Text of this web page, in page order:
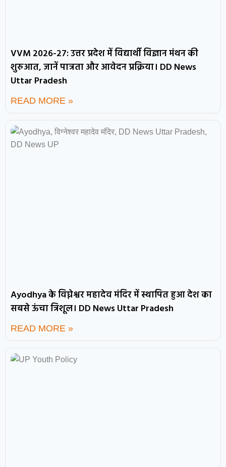
VVM 2026-27: उत्तर प्रदेश में विद्यार्थी विज्ञान मंथन की
शुरुआत, जानें पात्रता और आवेदन प्रक्रिया। DD News
Uttar Pradesh
READ MORE »
Ayodhya के विघ्नेश्वर महादेव मंदिर में स्थापित हुआ देश का
सबसे ऊंचा त्रिशूल। DD News Uttar Pradesh
READ MORE »